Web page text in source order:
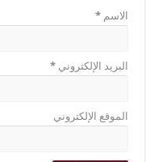
الاسم*
البريد الإلكتروني*
الموقع الإلكتروني